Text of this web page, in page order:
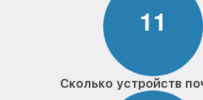
11
Сколько устройств